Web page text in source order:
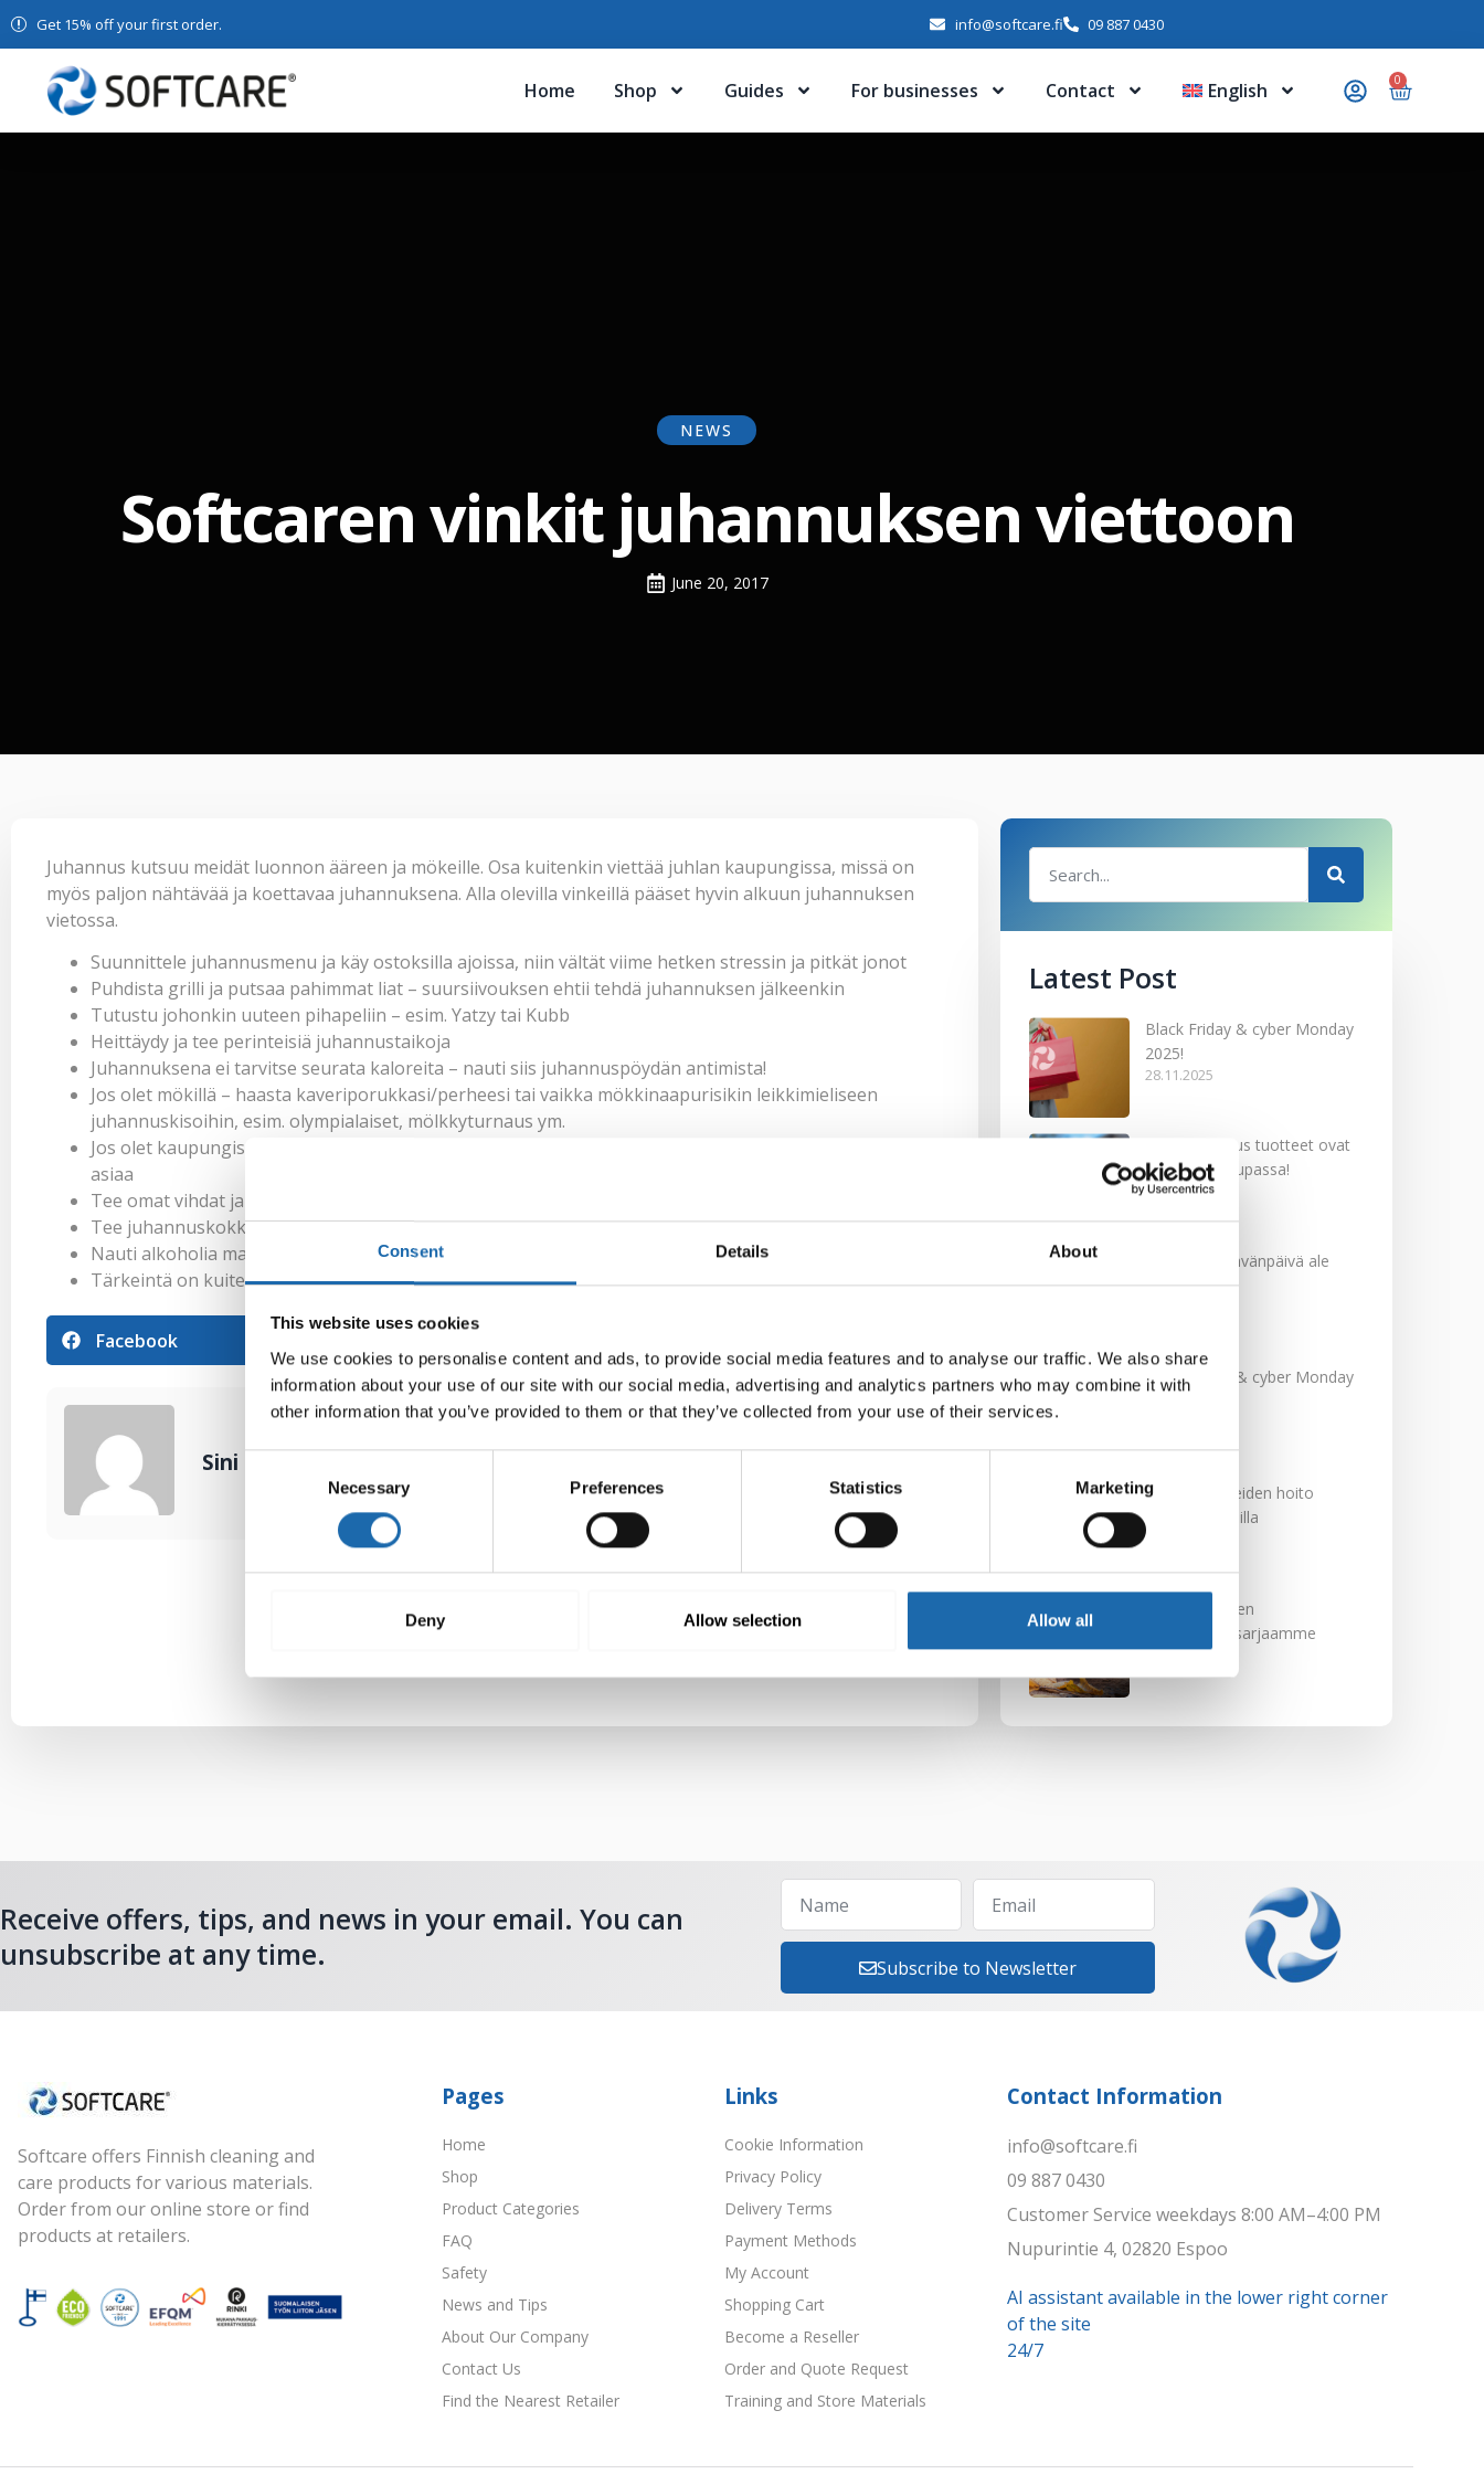
Consent Details About
This website uses cookies
We use cookies to personalise content and ads, to provide social media features and to analyse our traffic. We also share
information about your use of our site with our social media, advertising and analytics partners who may combine it with
other information that you’ve provided to them or that they’ve collected from your use of their services.
Necessary Preferences Statistics Marketing
Deny Allow selection Allow all
Get 15% off your first order. info@softcare.fi 09 887 0430
Home Shop Guides For businesses Contact English 0
NEWS
Softcaren vinkit juhannuksen viettoon
June 20, 2017
Juhannus kutsuu meidät luonnon ääreen ja mökeille. Osa kuitenkin viettää juhlan kaupungissa, missä on
myös paljon nähtävää ja koettavaa juhannuksena. Alla olevilla vinkeillä pääset hyvin alkuun juhannuksen
vietossa.
Suunnittele juhannusmenu ja käy ostoksilla ajoissa, niin vältät viime hetken stressin ja pitkät jonot
Puhdista grilli ja putsaa pahimmat liat – suursiivouksen ehtii tehdä juhannuksen jälkeenkin
Tutustu johonkin uuteen pihapeliin – esim. Yatzy tai Kubb
Heittäydy ja tee perinteisiä juhannustaikoja
Juhannuksena ei tarvitse seurata kaloreita – nauti siis juhannuspöydän antimista!
Jos olet mökillä – haasta kaveriporukkasi/perheesi tai vaikka mökkinaapurisikin leikkimieliseen
juhannuskisoihin, esim. olympialaiset, mölkkyturnaus ym.
Jos olet kaupungissa – käy jossain uudessa tapahtumassa juhannuksen aikana tai kokeile jotain uutta
asiaa
Tee omat vihdat ja sauno niin paljon kuin sielu sietää
Tee juhannuskokko tai käy katsomassa kokkoa porukalla
Nauti alkoholia maltilla – myös alkoholittomilla juomilla pääsee hyvään tunnelmaan
Tärkeintä on kuitenkin nauttia yhdessäolosta ja toivottavasti aurinkoisestakin säästä
Facebook
Sini Lehtonen
Latest Post
Black Friday & cyber Monday
2025!
28.11.2025
Kevään uutuus tuotteet ovat
nyt verkkokaupassa!
10.03.2025
Softcare Ystävänpäivä ale
10.02.2025
Black Friday & cyber Monday
Nahkakalusteiden hoito
Softcare aineilla
30.10.2024
Tutustu uuteen
kengänhoitosarjaamme
10.10.2024
Receive offers, tips, and news in your email. You can
unsubscribe at any time.
Subscribe to Newsletter
Softcare offers Finnish cleaning and
care products for various materials.
Order from our online store or find
products at retailers.
Pages
Home
Shop
Product Categories
FAQ
Safety
News and Tips
About Our Company
Contact Us
Find the Nearest Retailer
Links
Cookie Information
Privacy Policy
Delivery Terms
Payment Methods
My Account
Shopping Cart
Become a Reseller
Order and Quote Request
Training and Store Materials
Contact Information
info@softcare.fi
09 887 0430
Customer Service weekdays 8:00 AM–4:00 PM
Nupurintie 4, 02820 Espoo
AI assistant available in the lower right corner
of the site
24/7